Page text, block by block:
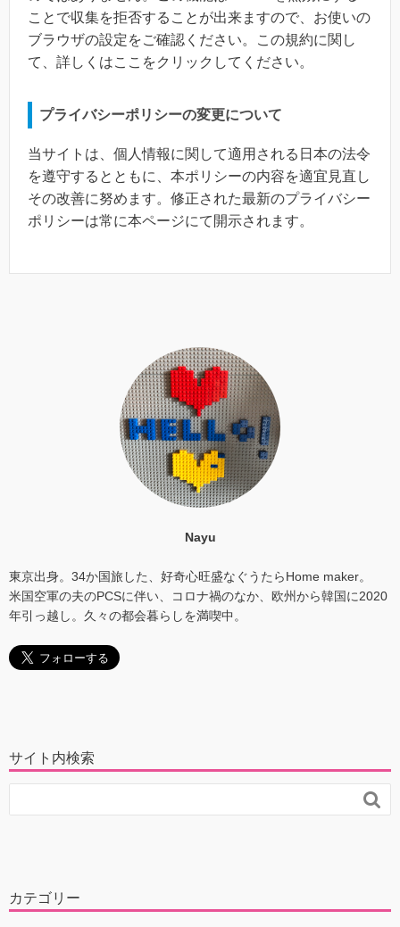
ことで収集を拒否することが出来ますので、お使いの
ブラウザの設定をご確認ください。この規約に関し
て、詳しくはここをクリックしてください。
プライバシーポリシーの変更について
当サイトは、個人情報に関して適用される日本の法令
を遵守するとともに、本ポリシーの内容を適宜見直し
その改善に努めます。修正された最新のプライバシー
ポリシーは常に本ページにて開示されます。
Nayu
東京出身。34か国旅した、好奇心旺盛なぐうたらHome maker。
米国空軍の夫のPCSに伴い、コロナ禍のなか、欧州から韓国に2020
年引っ越し。久々の都会暮らしを満喫中。
サイト内検索

カテゴリー